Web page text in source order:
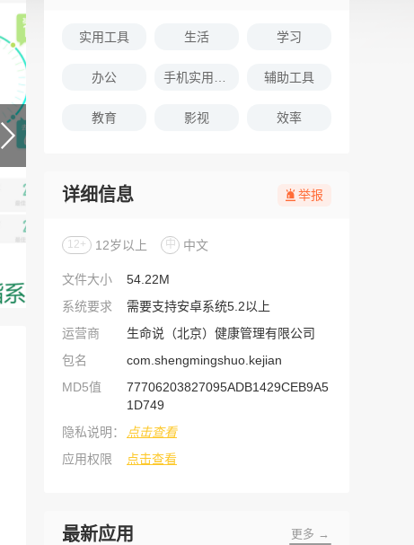
实用工具 生活 学习
办公 辅助工具
教育 影视 效率
详细信息 举报
12+ 12岁以上 中 中文
文件大小
54.22M
系统要求
需要支持安卓系统5.2以上
运营商
生命说（北京）健康管理有限公司
包名
com.shengmingshuo.kejian
MD5值
77706203827095ADB1429CEB9A5
1D749
隐私说明：
点击查看
应用权限
点击查看
最新应用 更多 →